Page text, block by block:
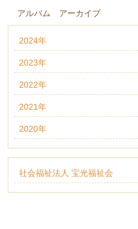
アルバム アーカイブ
2024年
2023年
2022年
2021年
2020年
社会福祉法人 宝光福祉会